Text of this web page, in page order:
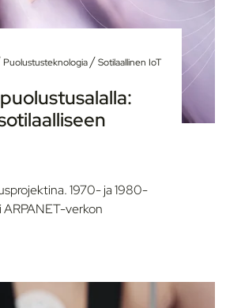
Puolustusteknologia/Sotilaallinen IoT
1970- ja 1980-
ARPANET-verkon